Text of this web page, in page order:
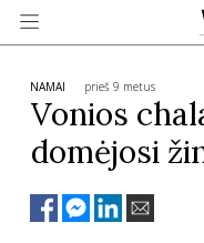
VEIDAI
MONARCHIJA
NAMAI prieš 9 metus
Vonios
domėjosi